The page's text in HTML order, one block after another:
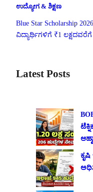
ಉದ್ಯೋಗ & ಶಿಕ್ಷಣ
Blue Star Scholarship
ವಿದ್ಯಾರ್ಥಿಗಳಿಗೆ ₹1
Latest Posts